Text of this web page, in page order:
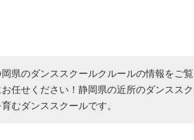
岡県のダンススクールクルールの情報をご
お任せください！静岡県の近所のダンスス
育むダンススクールです。